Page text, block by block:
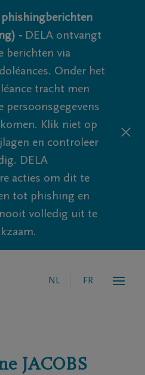
- DELA ontvangt
berichten via
Onder het
tracht men
persoonsgegevens
Klik niet op
en controleer
DELA
acties om dit te
tot phishing en
volledig uit te
NL FR
JACOBS